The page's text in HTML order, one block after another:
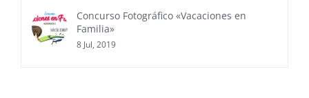
Concurso Fotográfico «Vacaciones en
Familia»
8 Jul, 2019